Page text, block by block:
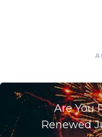
Are You
Renewed